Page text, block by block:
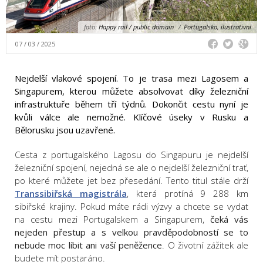
foto: Happy rail / public domain / Portugalsko, ilustrativní
07 / 03 / 2025
Nejdelší vlakové spojení. To je trasa mezi Lagosem a
Singapurem, kterou můžete absolvovat díky železniční
infrastruktuře během tří týdnů. Dokončit cestu nyní je
kvůli válce ale nemožné. Klíčové úseky v Rusku a
Bělorusku jsou uzavřené.
Cesta z portugalského Lagosu do Singapuru je nejdelší
železniční spojení, nejedná se ale o nejdelší železniční trať,
po které můžete jet bez přesedání. Tento titul stále drží
Transsibiřská magistrála, která protíná 9 288 km
sibiřské krajiny. Pokud máte rádi výzvy a chcete se vydat
na cestu mezi Portugalskem a Singapurem, čeká vás
nejeden přestup a s velkou pravděpodobností se to
nebude moc líbit ani vaší peněžence. O životní zážitek ale
budete mít postaráno.